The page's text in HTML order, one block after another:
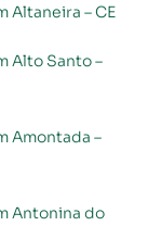
Altaneira – CE
Alto Santo –
Amontada –
Antonina do